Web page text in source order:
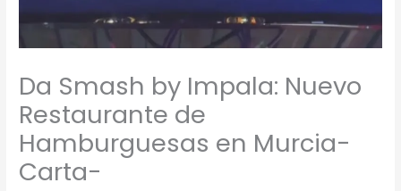
Da Smash by Impala: Nuevo
Restaurante de
Hamburguesas en Murcia-
Carta-